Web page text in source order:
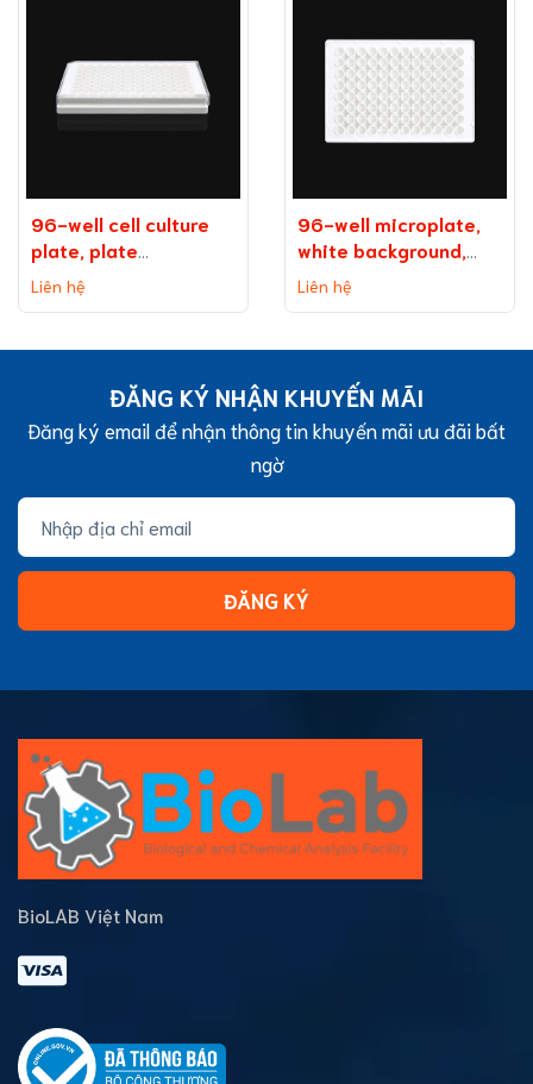
96-well cell culture
plate, plate
on background
(without TC
Liên hệ
96-well microplate,
white background,
medium binding
capacity
Liên hệ
ĐĂNG KÝ NHẬN KHUYẾN MÃI
Đăng ký email để nhận thông tin khuyến mãi ưu đãi bất
ngờ
ĐĂNG KÝ
BioLAB Việt Nam